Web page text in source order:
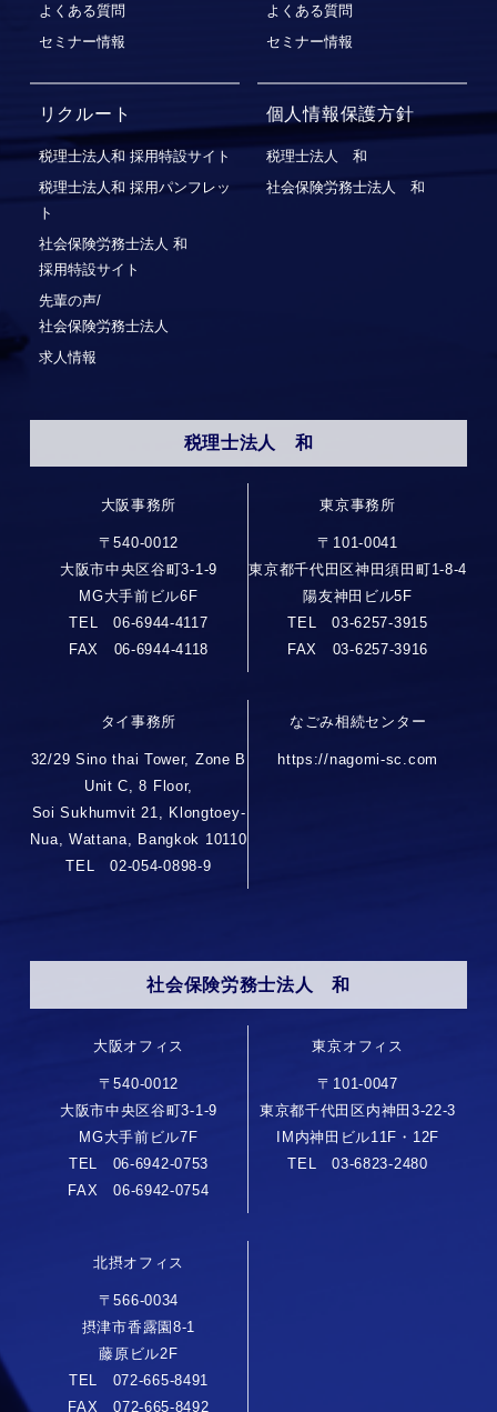
よくある質問
セミナー情報
よくある質問
セミナー情報
リクルート
税理士法人和 採用特設サイト
税理士法人和 採用パンフレッ
ト
社会保険労務⼠法⼈ 和
採⽤特設サイト
先輩の声/
社会保険労務士法人
求人情報
個人情報保護方針
税理士法人 和
社会保険労務士法人 和
税理士法人 和
大阪事務所
〒540-0012
大阪市中央区谷町3-1-9
MG大手前ビル6F
TEL 06-6944-4117
FAX 06-6944-4118
東京事務所
〒101-0041
東京都千代田区神田須田町1-8-4
陽友神田ビル5F
TEL 03-6257-3915
FAX 03-6257-3916
タイ事務所
32/29 Sino thai Tower, Zone B
Unit C, 8 Floor,
Soi Sukhumvit 21, Klongtoey-
Nua, Wattana, Bangkok 10110
TEL 02-054-0898-9
なごみ相続センター
https://nagomi-sc.com
社会保険労務士法人 和
大阪オフィス
〒540-0012
大阪市中央区谷町3-1-9
MG大手前ビル7F
TEL 06-6942-0753
FAX 06-6942-0754
東京オフィス
〒101-0047
東京都千代田区内神田3-22-3
IM内神田ビル11F・12F
TEL 03-6823-2480
北摂オフィス
〒566-0034
摂津市香露園8-1
藤原ビル2F
TEL 072-665-8491
FAX 072-665-8492